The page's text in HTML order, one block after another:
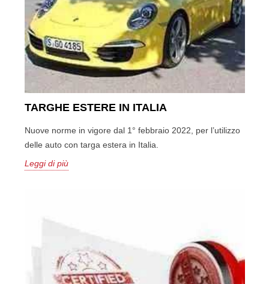
TARGHE ESTERE IN ITALIA
Nuove norme in vigore dal 1° febbraio 2022, per l’utilizzo
delle auto con targa estera in Italia.
Leggi di più